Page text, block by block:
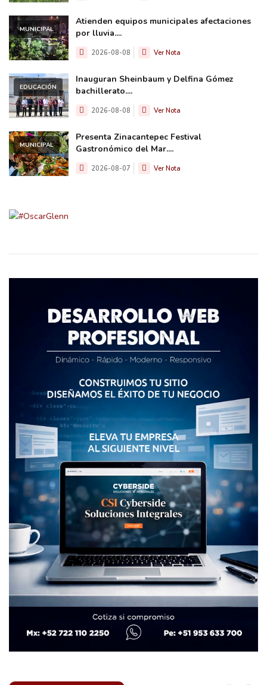
MUNICIPAL
Atienden equipos municipales afectaciones
por lluvia....
2026-08-08 Ver Nota
EDUCACIÓN
Inauguran Sheinbaum y Delfina Gómez
bachillerato....
2026-08-08 Ver Nota
MUNICIPAL
Presenta Zinacantepec Festival
Gastronómico del Mar....
2026-08-07 Ver Nota